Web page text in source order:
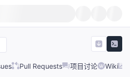
Pull Requests 项目讨论 Wiki